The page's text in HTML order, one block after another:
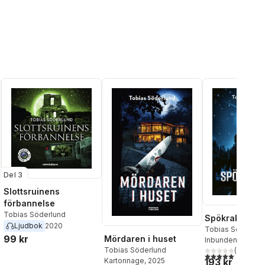
röster:
Del 3
Slottsruinens
förbannelse
Tobias Söderlund
Ljudbok 2020
99 kr Mördaren i huset
Tobias Söderlund
Kartonnage, 2025
Spökraketen
Tobias
Inbunden
5,0utav 5(
193 kr